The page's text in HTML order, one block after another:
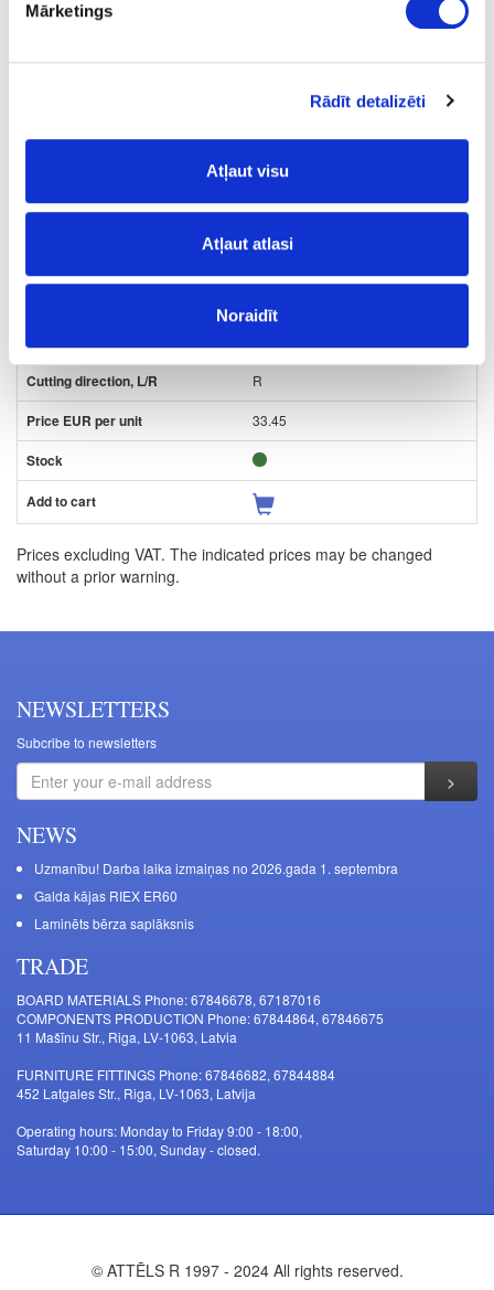
Mārketings
Rādīt detalizēti
Atļaut visu
Atļaut atlasi
Noraidīt
special price 24-L182375
Piece
R
33.45
Prices excluding VAT. The indicated prices may be changed
without a prior warning.
NEWSLETTERS
Subcribe to newsletters
NEWS
Uzmanību! Darba laika izmaiņas no 2026.gada 1. septembra
Galda kājas RIEX ER60
Laminēts bērza saplāksnis
TRADE
BOARD MATERIALS Phone: 67846678, 67187016
COMPONENTS PRODUCTION Phone: 67844864, 67846675
11 Mašīnu Str., Riga, LV-1063, Latvia
FURNITURE FITTINGS Phone: 67846682, 67844884
452 Latgales Str., Riga, LV-1063, Latvija
Operating hours: Monday to Friday 9:00 - 18:00,
Saturday 10:00 - 15:00, Sunday - closed.
© ATTĒLS R 1997 - 2024 All rights reserved.